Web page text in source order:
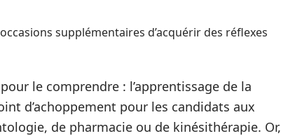
supplémentaires d’acquérir des réflexes
le comprendre : l’apprentissage de la
d’achoppement pour les candidats aux
de pharmacie ou de kinésithérapie. Or,